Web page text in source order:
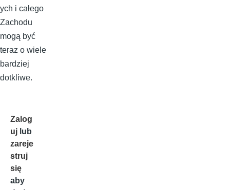
ych i całego
Zachodu
mogą być
teraz o wiele
bardziej
dotkliwe.
Zalog
uj lub
zareje
struj
się
aby